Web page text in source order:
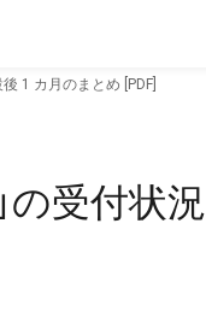
1 カ月のまとめ [PDF]
の受付状況